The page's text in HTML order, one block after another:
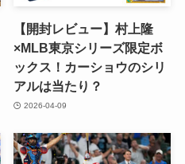
【開封レビュー】村上隆
×MLB東京シリーズ限定ボ
ックス！カーショウのシリ
アルは当たり？
2026-04-09